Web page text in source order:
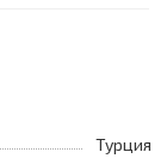
Турция